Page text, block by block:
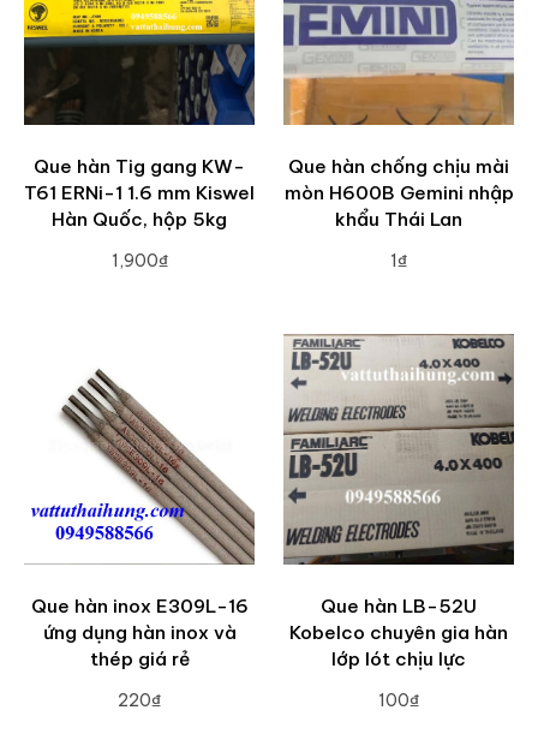
Que hàn Tig gang KW-
T61 ERNi-1 1.6 mm Kiswel
Hàn Quốc, hộp 5kg
1,900₫
Que hàn chống chịu mài
mòn H600B Gemini nhập
khẩu Thái Lan
1₫
Que hàn inox E309L-16
ứng dụng hàn inox và
thép giá rẻ
220₫
Que hàn LB-52U
Kobelco chuyên gia hàn
lớp lót chịu lực
100₫